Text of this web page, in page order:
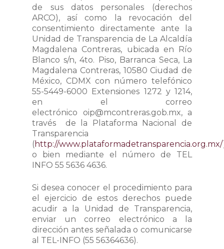
de sus datos personales (derechos
ARCO), así como la revocación del
consentimiento directamente ante la
Unidad de Transparencia de La Alcaldía
Magdalena Contreras, ubicada en Río
Blanco s/n, 4to. Piso, Barranca Seca, La
Magdalena Contreras, 10580 Ciudad de
México, CDMX con número telefónico
55-5449-6000 Extensiones 1272 y 1214,
en el correo
electrónico oip@mcontreras.gob.mx, a
través de la Plataforma Nacional de
Transparencia
(http://www.plataformadetransparencia.org.mx/
o bien mediante el número de TEL
INFO 55 5636 4636.
Si desea conocer el procedimiento para
el ejercicio de estos derechos puede
acudir a la Unidad de Transparencia,
enviar un correo electrónico a la
dirección antes señalada o comunicarse
al TEL-INFO (55 56364636).